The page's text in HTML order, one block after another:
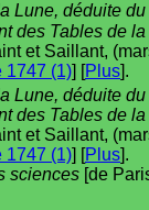
Lune, déduite
des Tables de
et Saillant,
1747 (1)] [Plus].
Lune, déduite
des Tables de
et Saillant,
1747 (1)] [Plus].
sciences [de